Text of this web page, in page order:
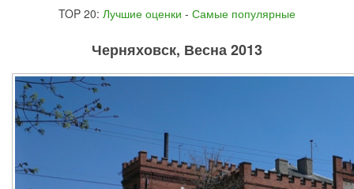
TOP 20: Лучшие оценки - Самые популярные
Черняховск, Весна 2013